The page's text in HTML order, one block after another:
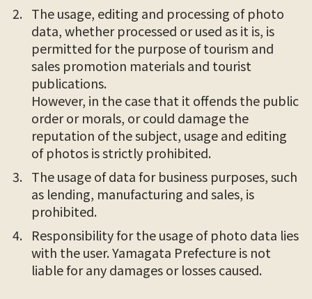
The usage, editing and processing of photo
data, whether processed or used as it is, is
permitted for the purpose of tourism and
sales promotion materials and tourist
publications.
However, in the case that it offends the public
order or morals, or could damage the
reputation of the subject, usage and editing
of photos is strictly prohibited.
The usage of data for business purposes, such
as lending, manufacturing and sales, is
prohibited.
Responsibility for the usage of photo data lies
with the user. Yamagata Prefecture is not
liable for any damages or losses caused.